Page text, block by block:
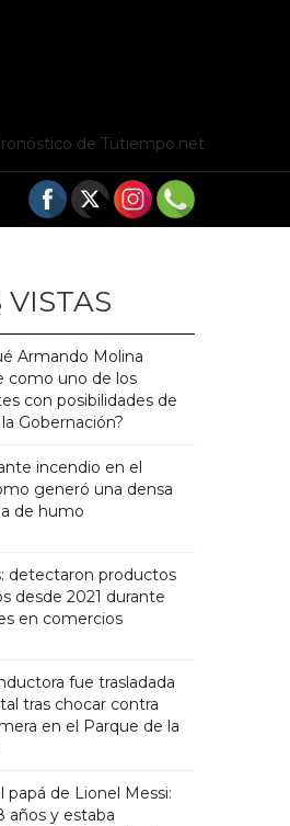
de Tutiempo.net
VISTAS
Armando Molina
como uno de los
con posibilidades de
Gobernación?
incendio en el
generó una densa
de humo
detectaron productos
desde 2021 durante
en comercios
fue trasladada
tras chocar contra
en el Parque de la
papá de Lionel Messi:
años y estaba